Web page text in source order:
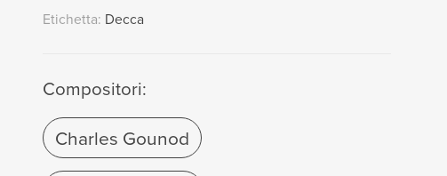
Etichetta: Decca
Compositori:
Charles Gounod